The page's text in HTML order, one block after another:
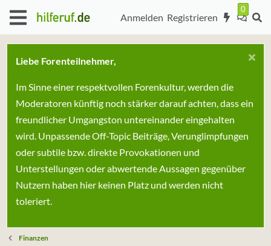
Anmelden Registrieren
Liebe Forenteilnehmer,
Im Sinne einer respektvollen Forenkultur, werden die
Moderatoren künftig noch stärker darauf achten, dass ein
freundlicher Umgangston untereinander eingehalten
wird. Unpassende Off-Topic Beiträge, Verunglimpfungen
oder subtile bzw. direkte Provokationen und
Unterstellungen oder abwertende Aussagen gegenüber
Nutzern haben hier keinen Platz und werden nicht
toleriert.
Finanzen